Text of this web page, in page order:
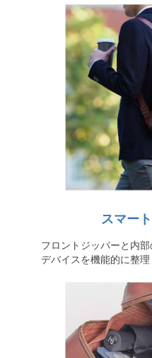
スマー
フロントジッパーと内
デバイスを機能的に整理